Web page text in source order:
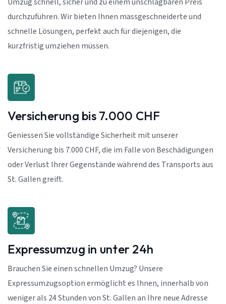
Umzug schnell, sicher und zu einem unschlagbaren Preis
durchzuführen. Wir bieten Ihnen massgeschneiderte und
schnelle Lösungen, perfekt auch für diejenigen, die
kurzfristig umziehen müssen.
Versicherung bis 7.000 CHF
Geniessen Sie vollständige Sicherheit mit unserer
Versicherung bis 7.000 CHF, die im Falle von Beschädigungen
oder Verlust Ihrer Gegenstände während des Transports aus
St. Gallen greift.
Expressumzug in unter 24h
Brauchen Sie einen schnellen Umzug? Unsere
Expressumzugsoption ermöglicht es Ihnen, innerhalb von
weniger als 24 Stunden von St. Gallen an Ihre neue Adresse